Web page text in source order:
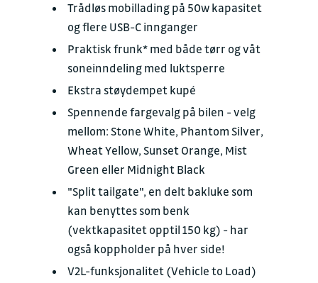
Trådløs mobillading på 50w kapasitet
og flere USB-C innganger
Praktisk frunk* med både tørr og våt
soneinndeling med luktsperre
Ekstra støydempet kupé
Spennende fargevalg på bilen - velg
mellom: Stone White, Phantom Silver,
Wheat Yellow, Sunset Orange, Mist
Green eller Midnight Black
"Split tailgate", en delt bakluke som
kan benyttes som benk
(vektkapasitet opptil 150 kg) - har
også koppholder på hver side!
V2L-funksjonalitet (Vehicle to Load)